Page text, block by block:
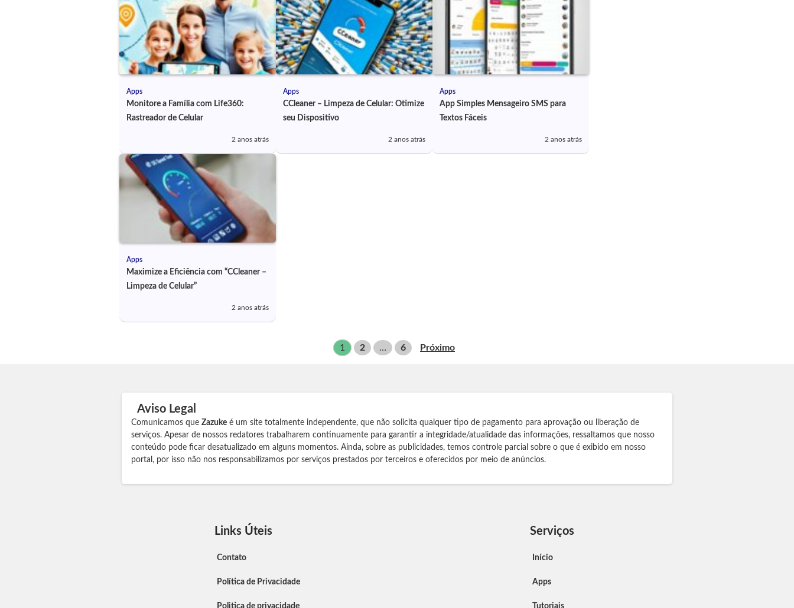
Apps
Monitore a Família com Life360:
Rastreador de Celular
2 anos atrás
Apps
CCleaner – Limpeza de Celular: Otimize
seu Dispositivo
2 anos atrás
Apps
App Simples Mensageiro SMS para
Textos Fáceis
2 anos atrás
Apps
Maximize a Eficiência com “CCleaner –
Limpeza de Celular”
2 anos atrás
1 2 … 6 Próximo
Aviso Legal
Comunicamos que Zazuke é um site totalmente independente, que não solicita qualquer tipo de pagamento para aprovação ou liberação de
serviços. Apesar de nossos redatores trabalharem continuamente para garantir a integridade/atualidade das informações, ressaltamos que nosso
conteúdo pode ficar desatualizado em alguns momentos. Ainda, sobre as publicidades, temos controle parcial sobre o que é exibido em nosso
portal, por isso não nos responsabilizamos por serviços prestados por terceiros e oferecidos por meio de anúncios.
Links Úteis
Contato
Política de Privacidade
Serviços
Início
Apps